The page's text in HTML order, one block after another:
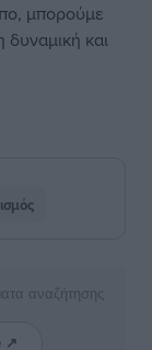
μπορούμε
και
αναζήτησης
↗